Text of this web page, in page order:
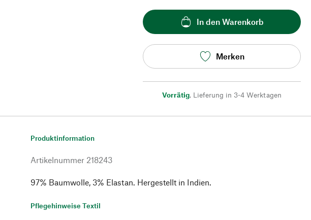
In den Warenkorb
Merken
Vorrätig, Lieferung in 3-4 Werktagen
Produktinformation
Artikelnummer 218243
97% Baumwolle, 3% Elastan. Hergestellt in Indien.
Pflegehinweise Textil